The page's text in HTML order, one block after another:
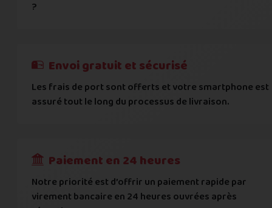
Cela ne sert à rien de mentir sur l'état de votre
L'état que vous déclarez est
Toute différence entre l'état déclaré et
Téléphone*
Adresse*
Ville *
?
Envoi gratuit et sécurisé
Les frais de port sont offerts et votre smartphone est
assuré tout le long du processus de livraison.
Paiement en 24 heures
Notre priorité est d’offrir un paiement rapide par
virement bancaire en 24 heures ouvrées après